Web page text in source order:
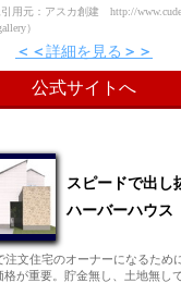
引用元：アスカ創建 http://
）
詳細を見る
公式サイトへ
スピードで出し
ハーバーハウス
注文住宅のオーナーになるため
格が重要。貯金無し、土地無し